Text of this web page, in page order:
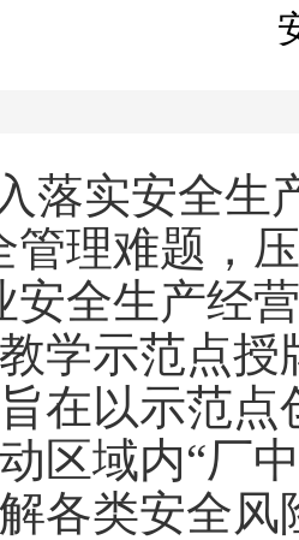
落实安全生
管理难题，
安全生产经
学示范点授
在以示范点
区域内“厂
各类安全风